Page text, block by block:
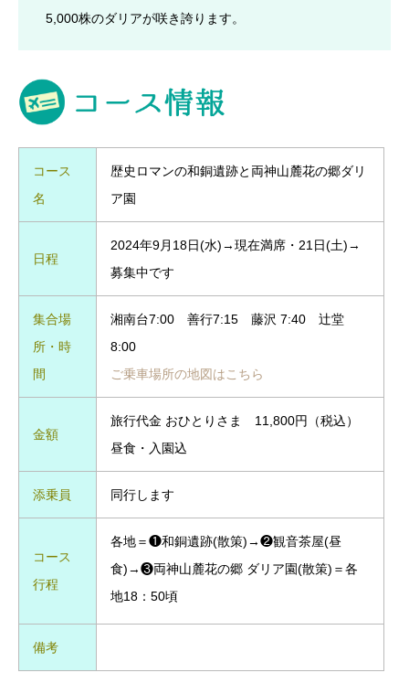
5,000株のダリアが咲き誇ります。
コース
名
歴史ロマンの和銅遺跡と両神山麓花の郷ダリ
ア園
日程
2024年9月18日(水)→現在満席・21日(土)→
募集中です
集合場
所・時
間
湘南台7:00 善行7:15 藤沢 7:40 辻堂
8:00
ご乗車場所の地図はこちら
金額
旅行代金 おひとりさま 11,800円（税込）
昼食・入園込
添乗員 同行します
コース
行程
各地＝❶和銅遺跡(散策)→❷観音茶屋(昼
食)→❸両神山麓花の郷 ダリア園(散策)＝各
地18：50頃
備考